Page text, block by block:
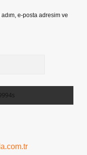
e-posta adresim ve